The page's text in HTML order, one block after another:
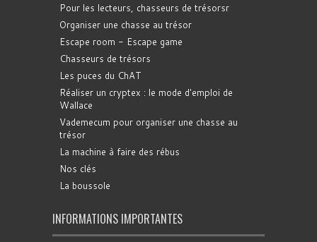
Pour les lecteurs, chasseurs de trésorsr
Organiser une chasse au trésor
Escape room - Escape game
Chasseurs de trésors
Les puces du ChAT
Réaliser un cryptex : le mode d'emploi de
Wallace
Vademecum pour organiser une chasse au
trésor
La machine à faire des rébus
Nos clés
La boussole
INFORMATIONS IMPORTANTES